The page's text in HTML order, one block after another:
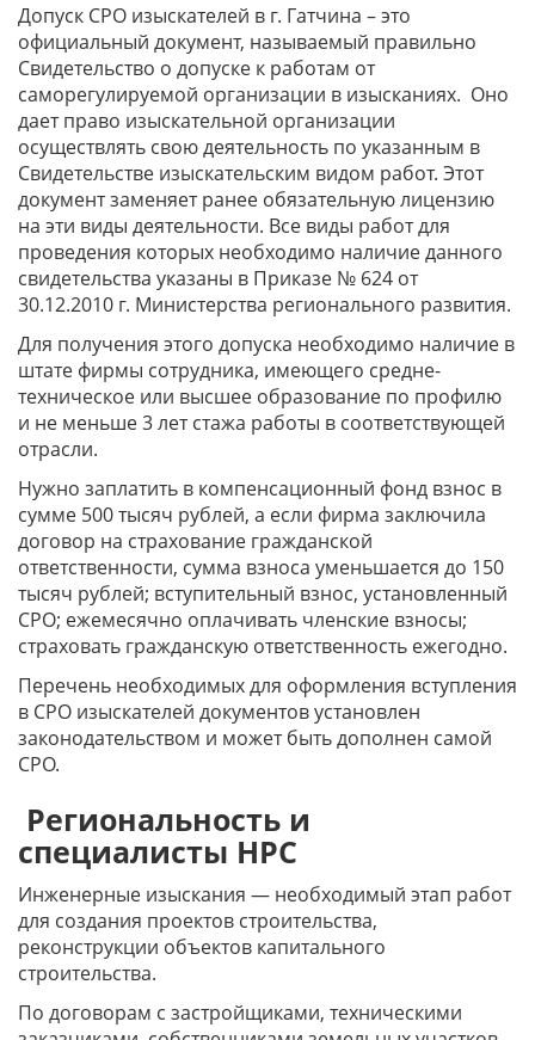
Допуск СРО изыскателей в г. Гатчина – это
официальный документ, называемый правильно
Свидетельство о допуске к работам от
саморегулируемой организации в изысканиях. Оно
дает право изыскательной организации
осуществлять свою деятельность по указанным в
Свидетельстве изыскательским видом работ. Этот
документ заменяет ранее обязательную лицензию
на эти виды деятельности. Все виды работ для
проведения которых необходимо наличие данного
свидетельства указаны в Приказе № 624 от
30.12.2010 г. Министерства регионального развития.
Для получения этого допуска необходимо наличие в
штате фирмы сотрудника, имеющего средне-
техническое или высшее образование по профилю
и не меньше 3 лет стажа работы в соответствующей
отрасли.
Нужно заплатить в компенсационный фонд взнос в
сумме 500 тысяч рублей, а если фирма заключила
договор на страхование гражданской
ответственности, сумма взноса уменьшается до 150
тысяч рублей; вступительный взнос, установленный
СРО; ежемесячно оплачивать членские взносы;
страховать гражданскую ответственность ежегодно.
Перечень необходимых для оформления вступления
в СРО изыскателей документов установлен
законодательством и может быть дополнен самой
СРО.
Региональность и
специалисты НРС
Инженерные изыскания — необходимый этап работ
для создания проектов строительства,
реконструкции объектов капитального
строительства.
По договорам с застройщиками, техническими